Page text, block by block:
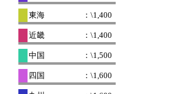
東海 ：\1,400
近畿 ：\1,400
中国 ：\1,500
四国 ：\1,600